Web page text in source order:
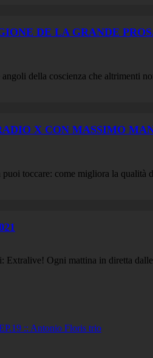
DE LA GRANDE
della coscienza che altrimenti
X CON MASSIMO
toccare: come migliora la qualità
Extralive! Ogni mattina in diretta
:: Antonio Floris trio